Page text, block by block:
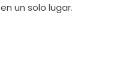
un solo lugar.